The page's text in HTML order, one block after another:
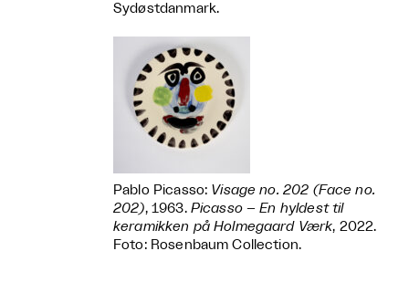
Sydøstdanmark.
Pablo Picasso: Visage no. 202 (Face no.
202), 1963. Picasso – En hyldest til
keramikken på Holmegaard Værk, 2022.
Foto: Rosenbaum Collection.